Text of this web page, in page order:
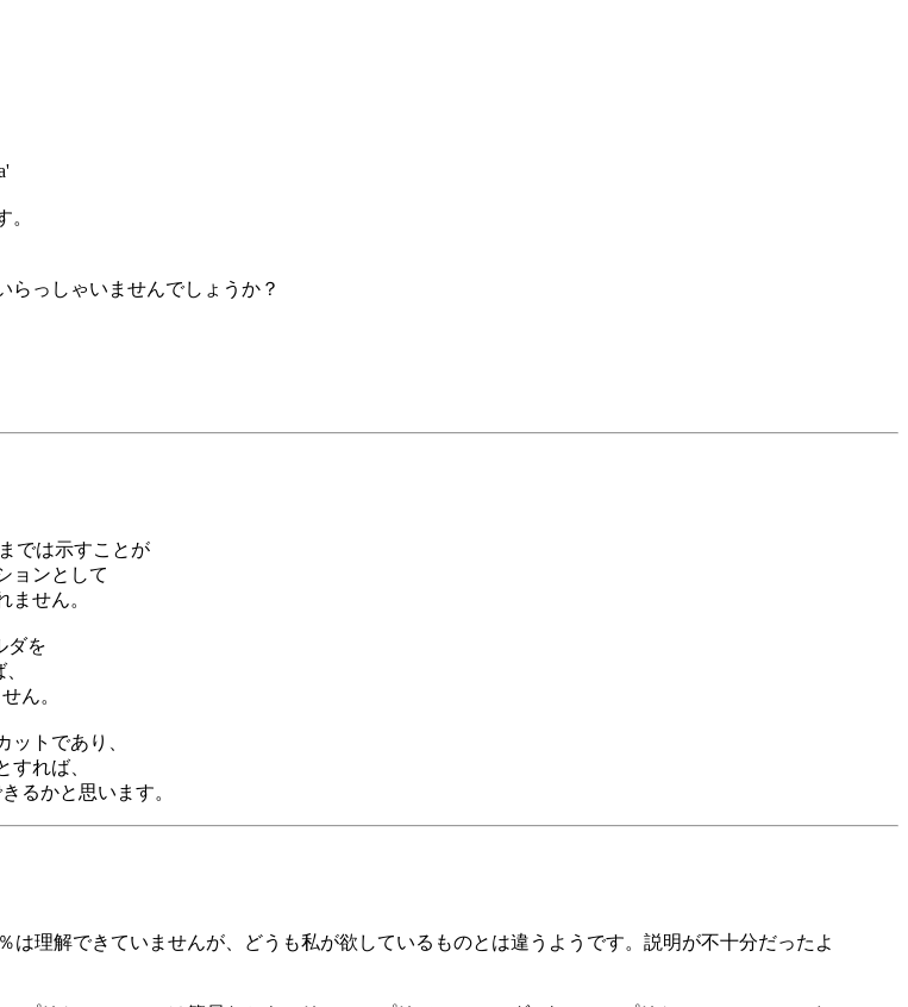
。
らっしゃいませんでしょうか？
では示すことが
ョンとして
せん。
ダを
ん。
トであり、
れば、
るかと思います。
理解できていませんが、どうも私が欲しているものとは違うようです。説明が不十分だったよ